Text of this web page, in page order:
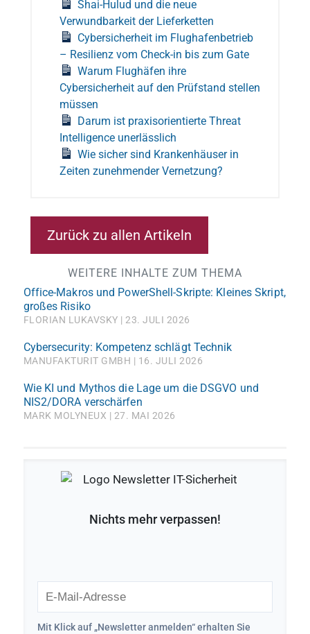
Shai-Hulud und die neue
Verwundbarkeit der Lieferketten
Cybersicherheit im Flughafenbetrieb
– Resilienz vom Check-in bis zum Gate
Warum Flughäfen ihre
Cybersicherheit auf den Prüfstand stellen
müssen
Darum ist praxisorientierte Threat
Intelligence unerlässlich
Wie sicher sind Krankenhäuser in
Zeiten zunehmender Vernetzung?
Zurück zu allen Artikeln
WEITERE INHALTE ZUM THEMA
Office-Makros und PowerShell-Skripte: Kleines Skript,
großes Risiko
FLORIAN LUKAVSKY 23. JULI 2026
Cybersecurity: Kompetenz schlägt Technik
MANUFAKTURIT GMBH 16. JULI 2026
Wie KI und Mythos die Lage um die DSGVO und
NIS2/DORA verschärfen
MARK MOLYNEUX 27. MAI 2026
Nichts mehr verpassen!
Mit Klick auf „Newsletter anmelden“ erhalten Sie